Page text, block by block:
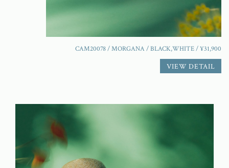
CAM20078 / MORGANA / BLACK,WHITE / ¥31,900
VIEW DETAIL